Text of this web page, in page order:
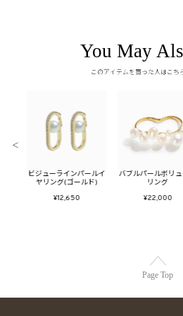
You May
このアイテムを買った人はこち
ビジューラインパールイ
ヤリング(ゴールド)
¥12,650
バブルパールボリ
リング
¥22,000
＜
Page Top